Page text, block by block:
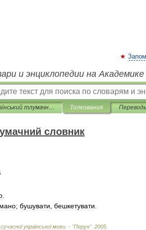
и энциклопедии на Академике
Український тлумачний словник Толкования
словник
; бушувати бешкетувати
сучасної української мови . - "Перун". 2005